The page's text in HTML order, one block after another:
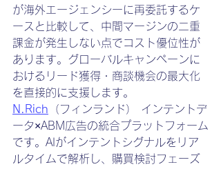
が海外エージェンシーに再委託するケ
ースと比較して、中間マージンの二重
課金が発生しない点でコスト優位性が
あります。グローバルキャンペーンに
おけるリード獲得・商談機会の最大化
を直接的に支援します。
N.Rich （フィンランド） インテントデ
ータ×ABM広告の統合プラットフォーム
です。AIがインテントシグナルをリア
ルタイムで解析し、購買検討フェーズ